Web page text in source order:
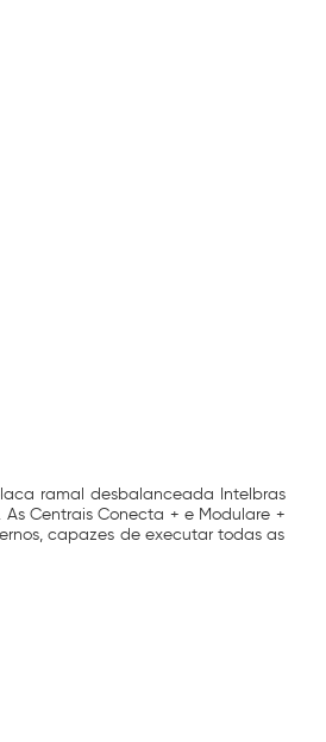
ramal desbalanceada Intelbras
Centrais Conecta + e Modulare +
capazes de executar todas as